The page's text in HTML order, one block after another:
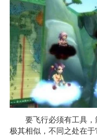
要飞行必须有工具，
极其相似，不同之处在